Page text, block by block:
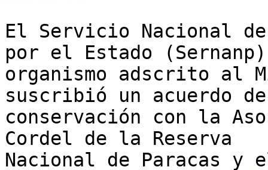
El Servicio Nacional
por el Estado
organismo adscrito al
suscribió un acuerdo de
conservación con la
Cordel de la Reserva